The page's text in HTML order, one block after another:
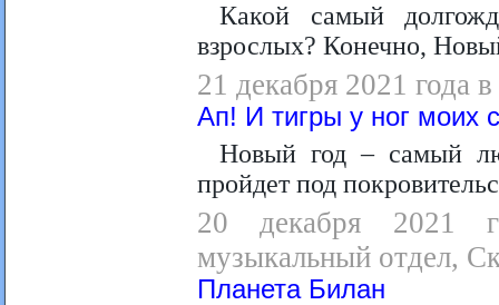
Какой самый
взрослых? Конечно,
21 декабря 2021 года
Ап! И тигры у ног моих
Новый год – самый
пройдет под
20 декабря 2021
музыкальный отдел,
Планета Билан